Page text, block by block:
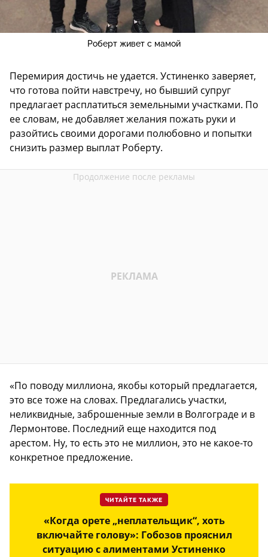
Роберт живет с мамой
Перемирия достичь не удается. Устиненко заверяет,
что готова пойти навстречу, но бывший супруг
предлагает расплатиться земельными участками. По
ее словам, не добавляет желания пожать руки и
разойтись своими дорогами полюбовно и попытки
снизить размер выплат Роберту.
«По поводу миллиона, якобы который предлагается,
это все тоже на словах. Предлагались участки,
неликвидные, заброшенные земли в Волгограде и в
Лермонтове. Последний еще находится под
арестом. Ну, то есть это не миллион, это не какое-то
конкретное предложение.
ЧИТАЙТЕ ТАКЖЕ
«Когда орете „неплательщик“, хоть
включайте голову»: Гобозов прояснил
ситуацию с алиментами Устиненко